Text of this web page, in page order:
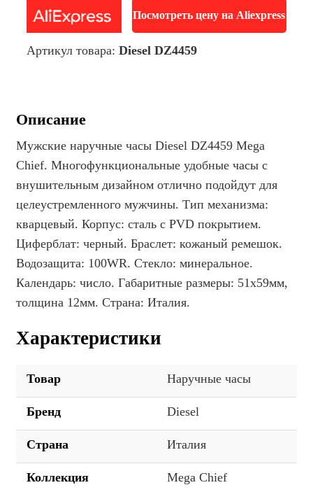
Посмотреть цену на Aliexpress
Артикул товара: Diesel DZ4459
Описание
Мужские наручные часы Diesel DZ4459 Mega
Chief. Многофункциональные удобные часы с
внушительным дизайном отлично подойдут для
целеустремленного мужчины. Тип механизма:
кварцевый. Корпус: сталь с PVD покрытием.
Циферблат: черный. Браслет: кожаный ремешок.
Водозащита: 100WR. Стекло: минеральное.
Календарь: число. Габаритные размеры: 51х59мм,
толщина 12мм. Страна: Италия.
Характеристики
Товар Наручные часы
Бренд Diesel
Страна Италия
Коллекция Mega Chief